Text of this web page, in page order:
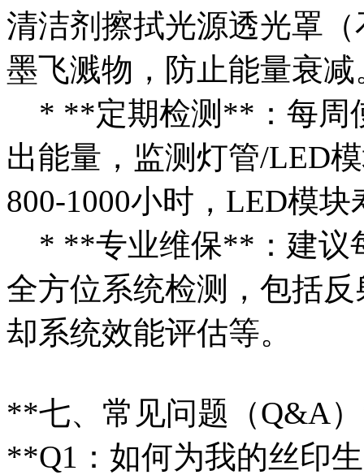
清洁剂擦拭光源透光罩
墨飞溅物，防止能量衰减
* **定期检测**：每周
出能量，监测灯管/LED
800-1000小时，LED模
* **专业维保**：建议
全方位系统检测，包括
却系统效能评估等。
**七、常见问题（Q&A
**Q1：如何为我的丝印